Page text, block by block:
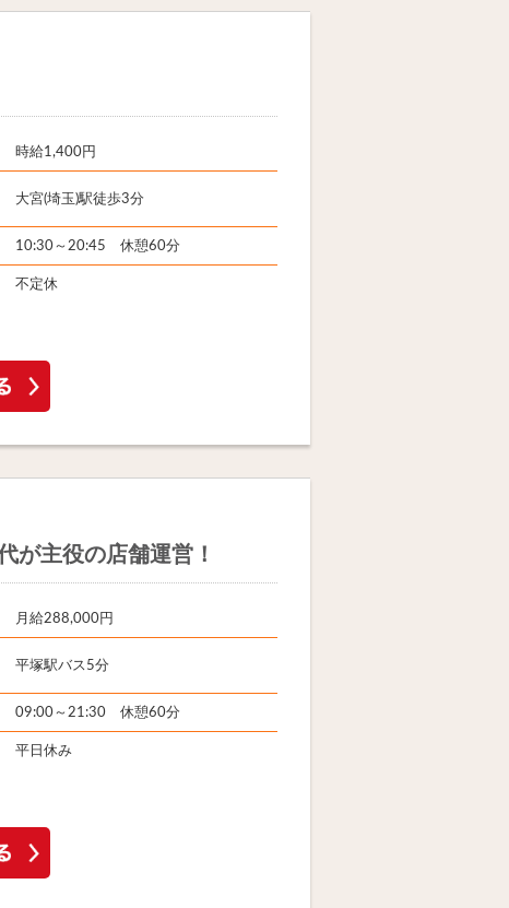
時給1,400円
大宮(埼玉)駅徒歩3分
10:30～20:45 休憩60分
不定休
が主役の店舗運営！
月給288,000円
平塚駅バス5分
09:00～21:30 休憩60分
平日休み